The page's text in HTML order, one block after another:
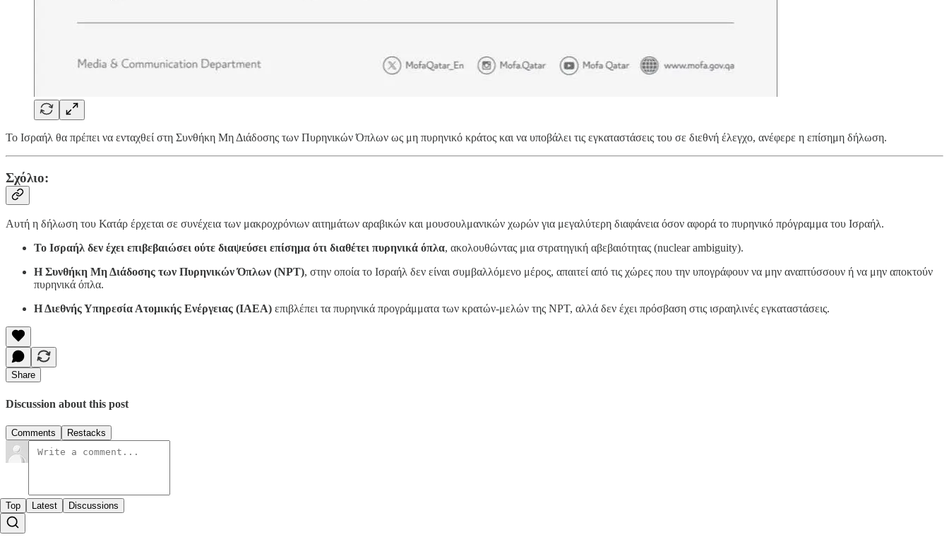
Το Ισραήλ θα πρέπει να ενταχθεί στη Συνθήκη Μη Διάδοσης των Πυρηνικών Όπλων ως μη πυρηνικό κράτος και να υποβάλει τις εγκαταστάσεις του σε διεθνή έλεγχο, ανέφερε η επίσημη δήλωση.
Σχόλιο:
Αυτή η δήλωση του Κατάρ έρχεται σε συνέχεια των μακροχρόνιων αιτημάτων αραβικών και μουσουλμανικών χωρών για μεγαλύτερη διαφάνεια όσον αφορά το πυρηνικό πρόγραμμα του Ισραήλ.
Το Ισραήλ δεν έχει επιβεβαιώσει ούτε διαψεύσει επίσημα ότι διαθέτει πυρηνικά όπλα, ακολουθώντας μια στρατηγική αβεβαιότητας (nuclear ambiguity).
Η Συνθήκη Μη Διάδοσης των Πυρηνικών Όπλων (NPT), στην οποία το Ισραήλ δεν είναι συμβαλλόμενο μέρος, απαιτεί από τις χώρες που την υπογράφουν να μην αναπτύσσουν ή να μην αποκτούν
πυρηνικά όπλα.
Η Διεθνής Υπηρεσία Ατομικής Ενέργειας (IAEA) επιβλέπει τα πυρηνικά προγράμματα των κρατών-μελών της NPT, αλλά δεν έχει πρόσβαση στις ισραηλινές εγκαταστάσεις.
Share
Discussion about this post
Comments Restacks
Top Latest Discussions